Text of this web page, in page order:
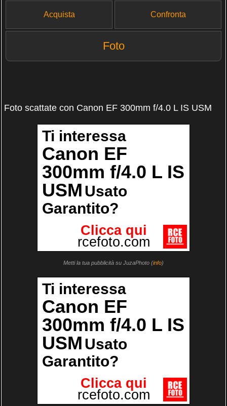
Acquista Confronta
Foto
Foto scattate con Canon EF 300mm f/4.0 L IS USM
Metti la tua pubblicità su JuzaPhoto (info)